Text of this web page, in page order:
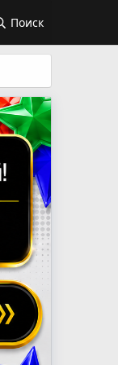
Поиск